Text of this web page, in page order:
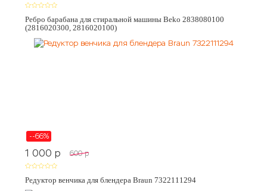
Ребро барабана для стиральной машины Beko 2838080100
(2816020300, 2816020100)
--66%
1 000 p 600 p
Редуктор венчика для блендера Braun 7322111294